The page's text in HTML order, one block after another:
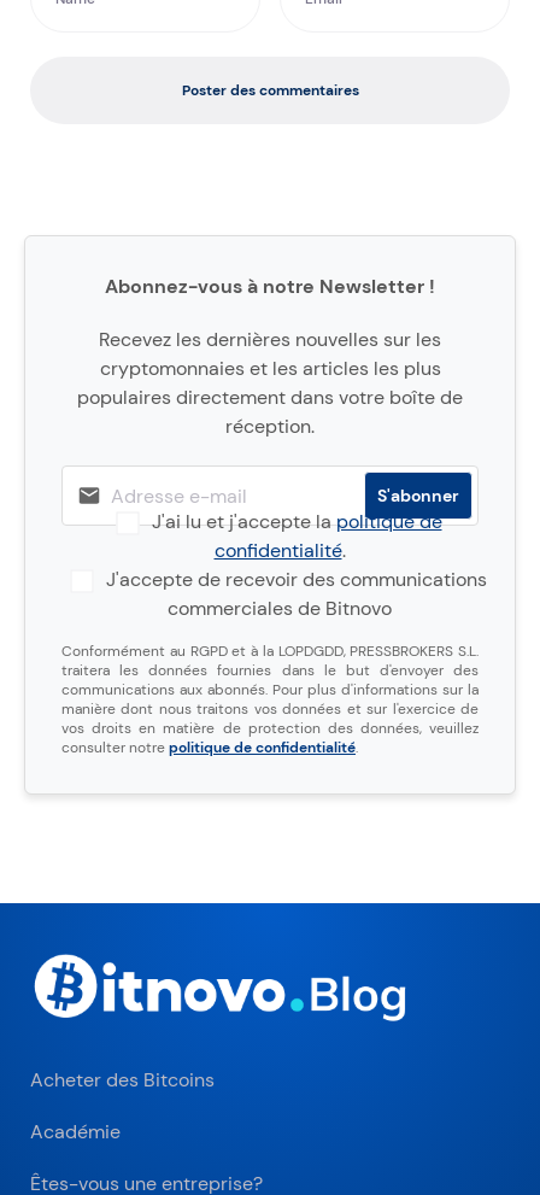
Poster des commentaires
Abonnez-vous à notre Newsletter !
Recevez les dernières nouvelles sur les
cryptomonnaies et les articles les plus
populaires directement dans votre boîte de
réception.
J'ai lu et j'accepte lapolitique de
confidentialité.
J'accepte de recevoir des communications
commerciales de Bitnovo
Conformément au RGPD et à la LOPDGDD, PRESSBROKERS S.L.
traitera les données fournies dans le but d'envoyer des
communications aux abonnés. Pour plus d'informations sur la
manière dont nous traitons vos données et sur l'exercice de
vos droits en matière de protection des données, veuillez
consulter notrepolitique de confidentialité.
Acheter des Bitcoins
Académie
Êtes-vous une entreprise?